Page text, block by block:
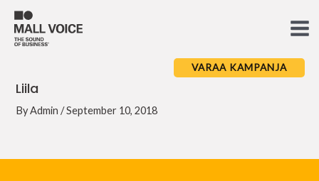
content
VARAA KAMPANJA
Liila
ByAdmin/September 10, 2018